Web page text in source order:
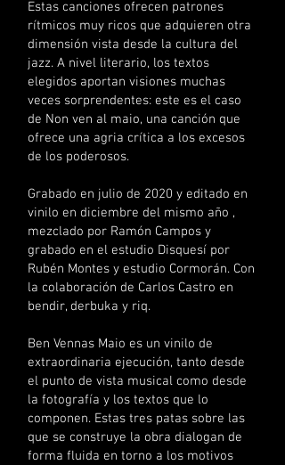
Estas canciones ofrecen patrones
rítmicos muy ricos que adquieren otra
dimensión vista desde la cultura del
jazz. A nivel literario, los textos
elegidos aportan visiones muchas
veces sorprendentes: este es el caso
de Non ven al maio, una canción que
ofrece una agria crítica a los excesos
de los poderosos.
Grabado en julio de 2020 y editado en
vinilo en diciembre del mismo año ,
mezclado por Ramón Campos y
grabado en el estudio Disquesí por
Rubén Montes y estudio Cormorán. Con
la colaboración de Carlos Castro en
bendir, derbuka y riq.
Ben Vennas Maio es un vinilo de
extraordinaria ejecución, tanto desde
el punto de vista musical como desde
la fotografía y los textos que lo
componen. Estas tres patas sobre las
que se construye la obra dialogan de
forma fluida en torno a los motivos